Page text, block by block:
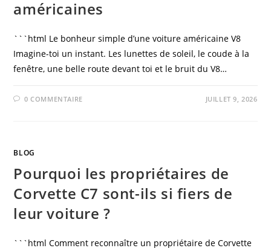
américaines
```html Le bonheur simple d’une voiture américaine V8
Imagine-toi un instant. Les lunettes de soleil, le coude à la
fenêtre, une belle route devant toi et le bruit du V8…
0 COMMENTAIRE JUILLET 9, 2026
BLOG
Pourquoi les propriétaires de
Corvette C7 sont-ils si fiers de
leur voiture ?
```html Comment reconnaître un propriétaire de Corvette